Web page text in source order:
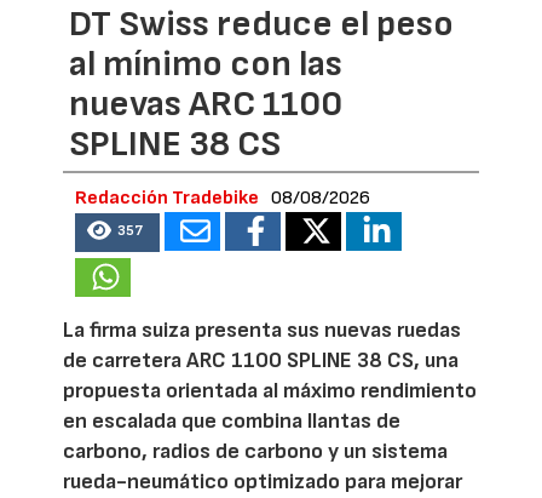
DT Swiss reduce el peso
al mínimo con las
nuevas ARC 1100
SPLINE 38 CS
Redacción Tradebike 08/08/2026
357
La firma suiza presenta sus nuevas ruedas
de carretera ARC 1100 SPLINE 38 CS, una
propuesta orientada al máximo rendimiento
en escalada que combina llantas de
carbono, radios de carbono y un sistema
rueda-neumático optimizado para mejorar